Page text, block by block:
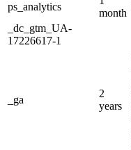
ps_analytics
month
_dc_gtm_UA-
17226617-1
_ga
2
years